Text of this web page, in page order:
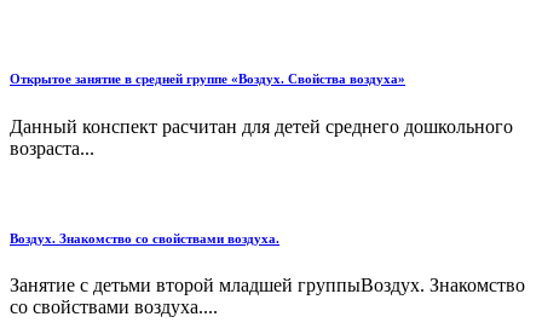
Открытое занятие в средней группе «Воздух. Свойства воздуха»
Данный конспект расчитан для детей среднего дошкольного
возраста...
Воздух. Знакомство со свойствами воздуха.
Занятие с детьми второй младшей группыВоздух. Знакомство
со свойствами воздуха....